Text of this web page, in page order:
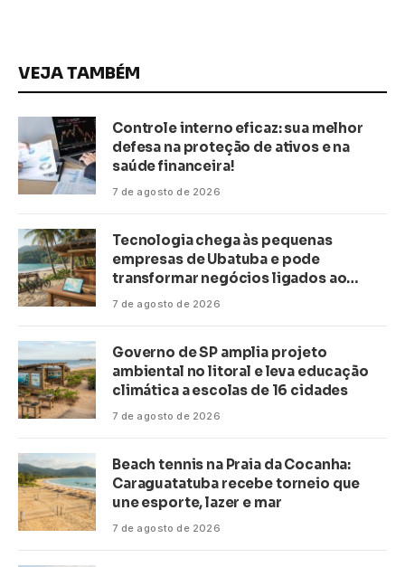
VEJA TAMBÉM
Controle interno eficaz: sua melhor
defesa na proteção de ativos e na
saúde financeira!
7 de agosto de 2026
Tecnologia chega às pequenas
empresas de Ubatuba e pode
transformar negócios ligados ao
turismo no litoral
7 de agosto de 2026
Governo de SP amplia projeto
ambiental no litoral e leva educação
climática a escolas de 16 cidades
7 de agosto de 2026
Beach tennis na Praia da Cocanha:
Caraguatatuba recebe torneio que
une esporte, lazer e mar
7 de agosto de 2026